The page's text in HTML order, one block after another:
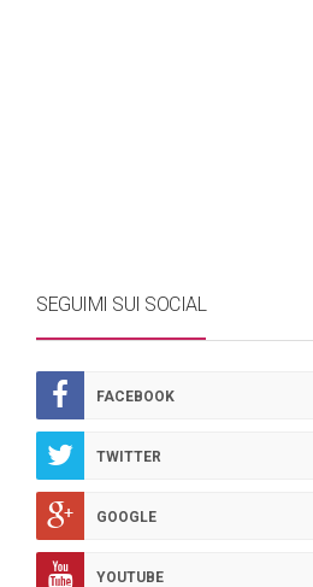
SEGUIMI SUI SOCIAL
FACEBOOK
TWITTER
GOOGLE
YOUTUBE